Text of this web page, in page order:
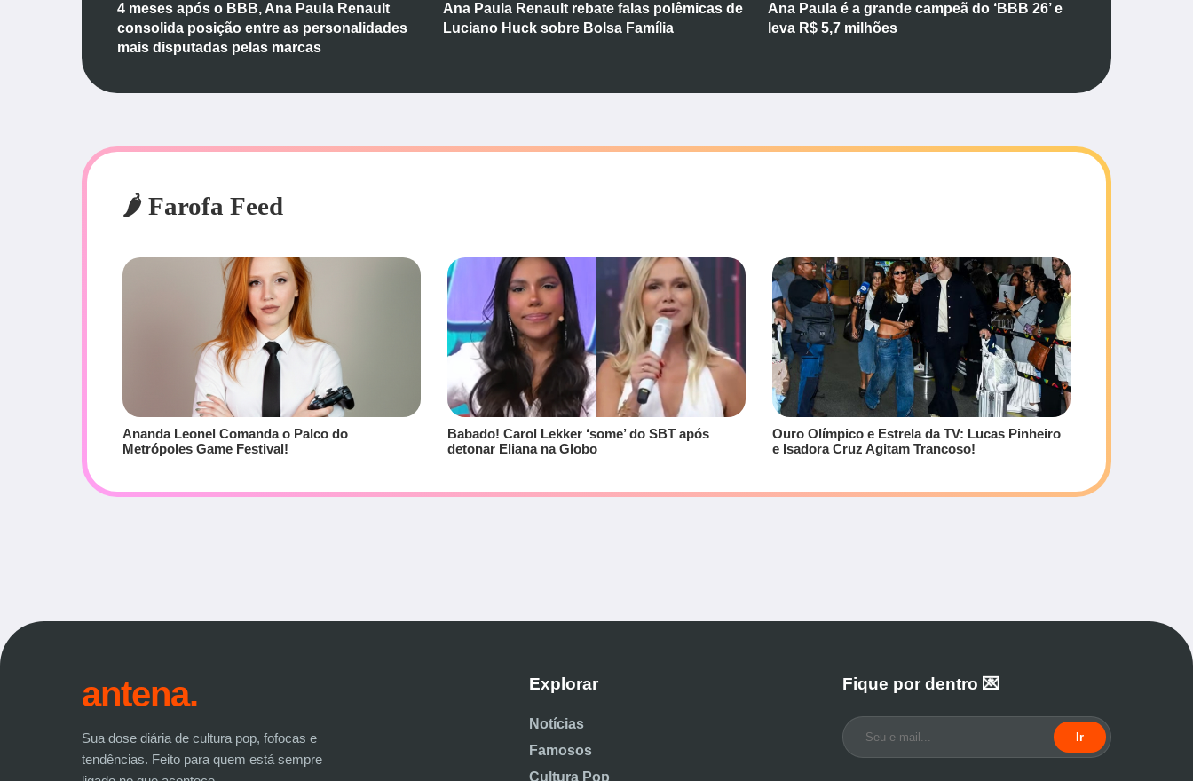
4 meses após o BBB, Ana Paula Renault
consolida posição entre as personalidades
mais disputadas pelas marcas
Ana Paula Renault rebate falas polêmicas de
Luciano Huck sobre Bolsa Família
Ana Paula é a grande campeã do ‘BBB 26’ e
leva R$ 5,7 milhões
🌶️ Farofa Feed
Ananda Leonel Comanda o Palco do
Metrópoles Game Festival!
Babado! Carol Lekker ‘some’ do SBT após
detonar Eliana na Globo
Ouro Olímpico e Estrela da TV: Lucas Pinheiro
e Isadora Cruz Agitam Trancoso!
antena.
Sua dose diária de cultura pop, fofocas e
tendências. Feito para quem está sempre
Explorar
Notícias
Famosos
Cultura Pop
Fique por dentro 💌
Ir